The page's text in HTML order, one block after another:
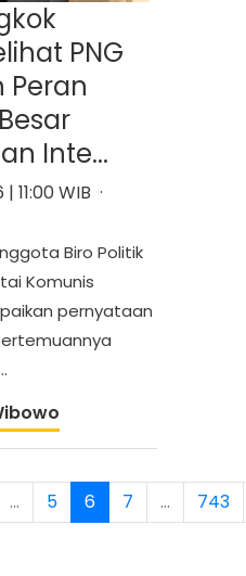
PNG
Peran
Inte...
11:00 WIB ·
Biro Politik
Komunis
pernyataan
... 5 6 7 ... 743